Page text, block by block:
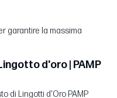
garantire la massima
d'oro | PAMP
di Lingotti d'Oro PAMP